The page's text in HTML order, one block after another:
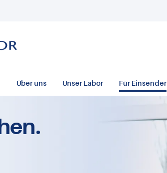
Über uns Unser Labor Für Einsender